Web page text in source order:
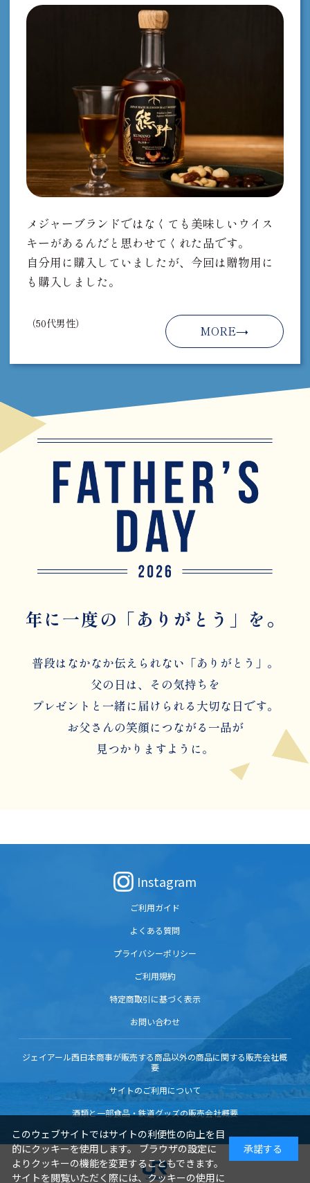
メジャーブランドではなくても美味しいウイス
キーがあるんだと思わせてくれた品です。
自分用に購入していましたが、今回は贈物用に
も購入しました。
（50代男性）
MORE
年に一度の 「ありがとう」を。
普段はなかなか伝えられない「ありがとう」。
父の日は、その気持ちを
プレゼントと一緒に届けられる大切な日です。
お父さんの笑顔につながる一品が
見つかりますように。
Instagram
ご利用ガイド
よくある質問
プライバシーポリシー
ご利用規約
特定商取引に基づく表示
お問い合わせ
ジェイアール西日本商事が販売する商品以外の商品に関する販売会社概
要
サイトのご利用について
酒類と一部食品・鉄道グッズの販売会社概要
このウェブサイトではサイトの利便性の向上を目
的にクッキーを使用します。 ブラウザの設定に
よりクッキーの機能を変更することもできます。
サイトを閲覧いただく際には、クッキーの使用に
承諾する